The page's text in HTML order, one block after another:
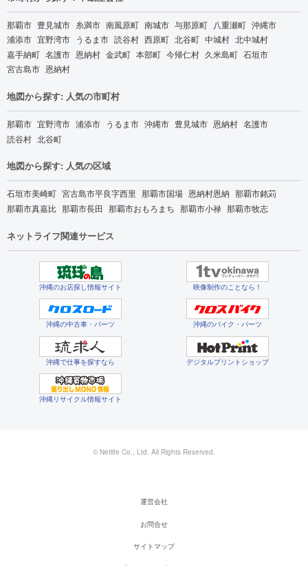
那覇市 豊見城市 糸満市 南風原町 南城市 与那原町 八重瀬町 沖縄市
浦添市 宜野湾市 うるま市 読谷村 西原町 北谷町 中城村 北中城村
嘉手納町 名護市 恩納村 金武町 本部町 今帰仁村 久米島町 石垣市
宮古島市 恩納村
地図から探す: 人気の市町村
那覇市 宜野湾市 浦添市 うるま市 沖縄市 豊見城市 恩納村 名護市
読谷村 北谷町
地図から探す: 人気の区域
石垣市美崎町 宮古島市平良字西里 那覇市国場 恩納村恩納 那覇市銘苅
那覇市真嘉比 那覇市長田 那覇市おもろまち 那覇市小禄 那覇市牧志
ネットライフ関連サービス
沖縄のお店探し情報サイト 映像制作のことなら！
沖縄の中古車・パーツ 沖縄のバイク・パーツ
沖縄で仕事を探すなら デジタルプリントショップ
沖縄リサイクル情報サイト
© Netlife Co., Ltd. All Rights Reserved.
運営会社
お問合せ
サイトマップ